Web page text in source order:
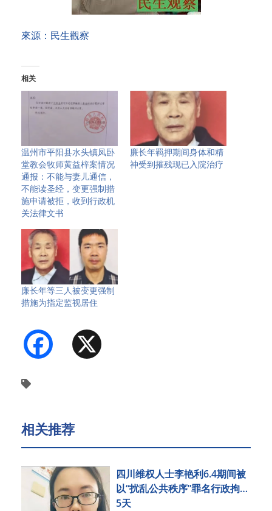
來源：民生觀察
相关
温州市平阳县水头镇凤卧
堂教会牧师黄益梓案情况
通报：不能与妻儿通信，
不能读圣经，变更强制措
施申请被拒，收到行政机
关法律文书
廉长年羁押期间身体和精
神受到摧残现已入院治疗
廉长年等三人被变更强制
措施为指定监视居住
Facebook
相关推荐
四川维权人士李艳利6.4期间被
以“扰乱公共秩序”罪名行政拘留
5天